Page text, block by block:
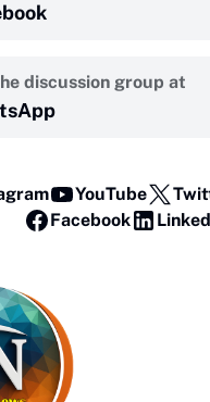
discussion group at
YouTube
Facebook